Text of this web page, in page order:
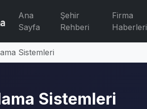
Ana
Sayfa
Şehir
Rehberi
Firma
Haberleri
Sistemleri
Sistemleri